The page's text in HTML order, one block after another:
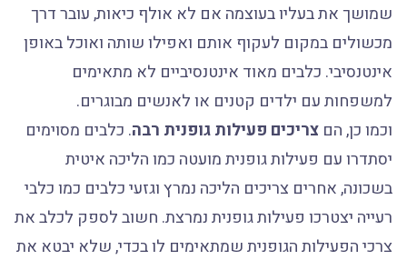
שמושך את בעליו בעוצמה אם לא אולף כיאות, עובר דרך
מכשולים במקום לעקוף אותם ואפילו שותה ואוכל באופן
אינטנסיבי. כלבים מאוד אינטנסיביים לא מתאימים
למשפחות עם ילדים קטנים או לאנשים מבוגרים.
וכמו כן, הם צריכים פעילות גופנית רבה. כלבים מסוימים
יסתדרו עם פעילות גופנית מועטה כמו הליכה איטית
בשכונה, אחרים צריכים הליכה נמרץ וגזעי כלבים כמו כלבי
רעייה יצטרכו פעילות גופנית נמרצת. חשוב לספק לכלב את
צרכי הפעילות הגופנית שמתאימים לו בכדי, שלא יבטא את